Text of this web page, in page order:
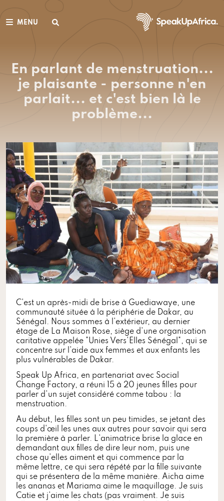
MENU
En parlant de menstruation...
je plaisante - personne n'en
parlait... et c'est bien là le
problème...
C'est un après-midi de brise à Guediawaye, une
communauté située à la périphérie de Dakar, au
Sénégal. Nous sommes à l'extérieur, au dernier
étage de La Maison Rose, siège d'une organisation
caritative appelée "Unies Vers'Elles Sénégal", qui se
concentre sur l'aide aux femmes et aux enfants les
plus vulnérables de Dakar.
Speak Up Africa, en partenariat avec Social
Change Factory, a réuni 15 à 20 jeunes filles pour
parler d'un sujet considéré comme tabou : la
menstruation.
Au début, les filles sont un peu timides, se jetant des
coups d'œil les unes aux autres pour savoir qui sera
la première à parler. L'animatrice brise la glace en
demandant aux filles de dire leur nom, puis une
chose qu'elles aiment et qui commence par la
même lettre, ce qui sera répété par la fille suivante
qui se présentera de la même manière. Aicha aime
les ananas et Mariama aime le maquillage. Je suis
Catie et j'aime les chats (pas vraiment. Je suis